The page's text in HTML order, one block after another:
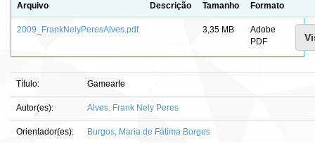
Arquivo Descrição Tamanho Formato
2009_FrankNelyPeresAlves.pdf 3,35 MB
Adobe
PDF
Título: Gamearte
Autor(es): Alves, Frank Nely Peres
Orientador(es): Burgos, Maria de Fátima Borges